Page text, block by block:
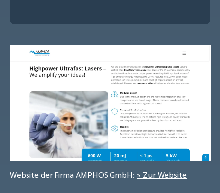
Website der Firma AMPHOS GmbH: » Zur Website